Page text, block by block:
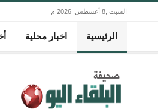
السبت ,8 أغسطس, 2026 م
الرئيسية اخبار محلية